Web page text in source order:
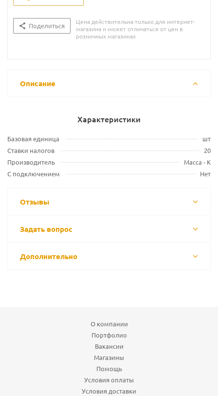
Поделиться
Цена действительна только для интернет-
магазина и может отличаться от цен в
розничных магазинах
Описание
Характеристики
Базовая единица
шт
Ставки налогов
20
Производитель
Масса - К
С подключением
Нет
Отзывы
Задать вопрос
Дополнительно
О компании
Портфолио
Вакансии
Магазины
Помощь
Условия оплаты
Условия доставки